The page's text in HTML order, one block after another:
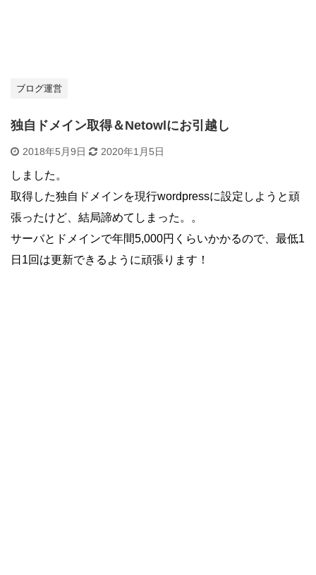
ブログ運営
独自ドメイン取得＆Netowlにお引越し
2018年5月9日 2020年1月5日
しました。
取得した独自ドメインを現行wordpressに設定しようと頑
張ったけど、結局諦めてしまった。。
サーバとドメインで年間5,000円くらいかかるので、最低1
日1回は更新できるように頑張ります！